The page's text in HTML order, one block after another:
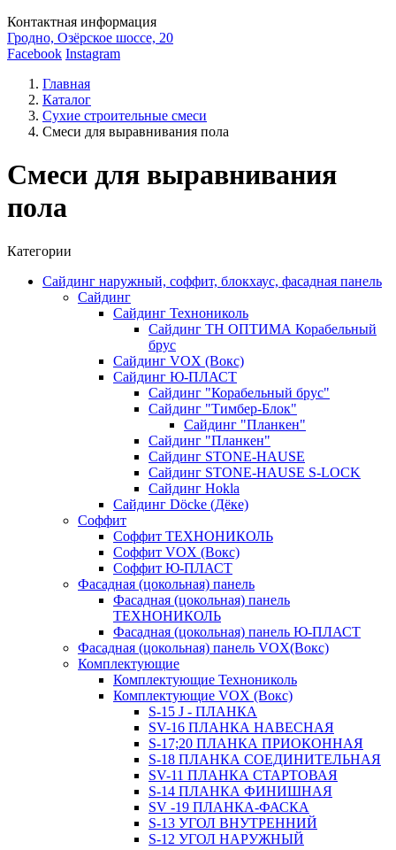
Контактная информация
Гродно, Озёрское шоссе, 20
Facebook Instagram
Главная
Каталог
Сухие строительные смеси
Смеси для выравнивания пола
Смеси для выравнивания
пола
Категории
Сайдинг наружный, соффит, блокхаус, фасадная панель
Сайдинг
Сайдинг Технониколь
Сайдинг ТН ОПТИМА Корабельный
брус
Сайдинг VOX (Вокс)
Сайдинг Ю-ПЛАСТ
Сайдинг "Корабельный брус"
Сайдинг "Тимбер-Блок"
Сайдинг "Планкен"
Сайдинг "Планкен"
Сайдинг STONE-HAUSE
Сайдинг STONE-HAUSE S-LOCK
Сайдинг Hokla
Сайдинг Döcke (Дёке)
Соффит
Соффит ТЕХНОНИКОЛЬ
Соффит VOX (Вокс)
Соффит Ю-ПЛАСТ
Фасадная (цокольная) панель
Фасадная (цокольная) панель
ТЕХНОНИКОЛЬ
Фасадная (цокольная) панель Ю-ПЛАСТ
Фасадная (цокольная) панель VOX(Вокс)
Комплектующие
Комплектующие Технониколь
Комплектующие VOX (Вокс)
S-15 J - ПЛАНКА
SV-16 ПЛАНКА НАВЕСНАЯ
S-17;20 ПЛАНКА ПРИОКОННАЯ
S-18 ПЛАНКА СОЕДИНИТЕЛЬНАЯ
SV-11 ПЛАНКА СТАРТОВАЯ
S-14 ПЛАНКА ФИНИШНАЯ
SV -19 ПЛАНКА-ФАСКА
S-13 УГОЛ ВНУТРЕННИЙ
S-12 УГОЛ НАРУЖНЫЙ